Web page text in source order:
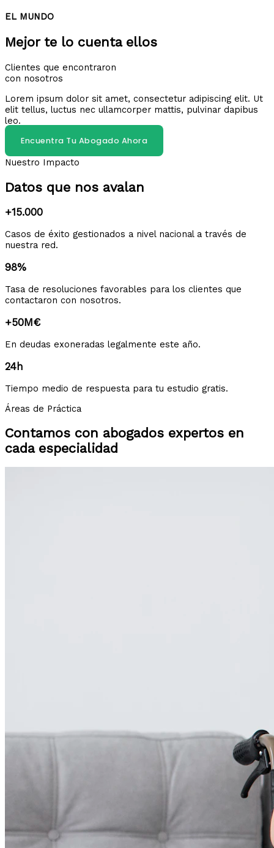
EL MUNDO
Mejor te lo cuenta ellos
Clientes que encontraron
con nosotros
Lorem ipsum dolor sit amet, consectetur adipiscing elit. Ut
elit tellus, luctus nec ullamcorper mattis, pulvinar dapibus
leo.
Encuentra Tu Abogado Ahora
Nuestro Impacto
Datos que nos avalan
+15.000
Casos de éxito gestionados a nivel nacional a través de
nuestra red.
98%
Tasa de resoluciones favorables para los clientes que
contactaron con nosotros.
+50M€
En deudas exoneradas legalmente este año.
24h
Tiempo medio de respuesta para tu estudio gratis.
Áreas de Práctica
Contamos con abogados expertos en
cada especialidad